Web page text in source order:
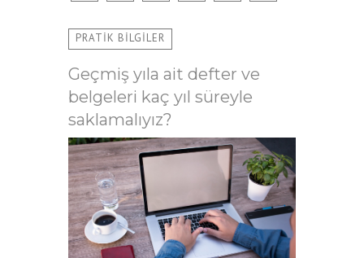
PRATİK BİLGİLER
Geçmiş yıla ait defter ve
belgeleri kaç yıl süreyle
saklamalıyız?